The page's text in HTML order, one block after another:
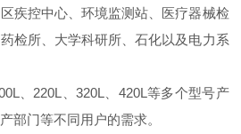
疾控中心、环境监测站、医疗器械检
检所、大学科研所、石化以及电力系
、220L、320L、420L等多个型号产
部门等不同用户的需求。